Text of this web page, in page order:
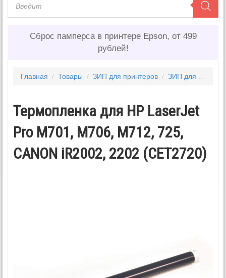
Сброс памперса в принтере Epson, от 499
рублей!
Главная / Товары / ЗИП для принтеров / ЗИП для HP
Термопленка для HP LaserJet
Pro M701, M706, M712, 725,
CANON iR2002, 2202 (CET2720)